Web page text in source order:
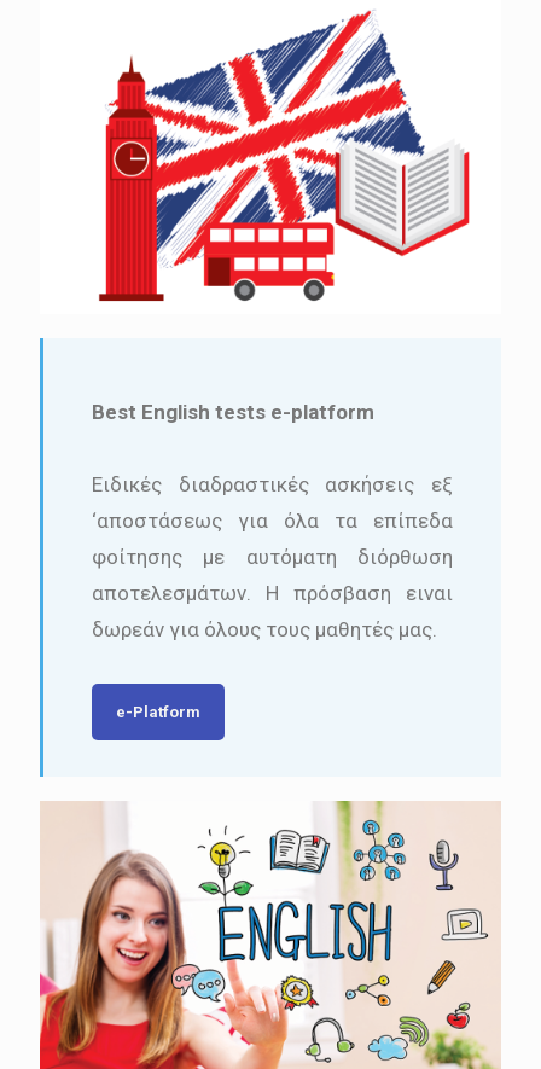
Best English tests e-platform
Ειδικές διαδραστικές ασκήσεις εξ
‘αποστάσεως για όλα τα επίπεδα
φοίτησης με αυτόματη διόρθωση
αποτελεσμάτων. Η πρόσβαση ειναι
δωρεάν για όλους τους μαθητές μας.
e-Platform